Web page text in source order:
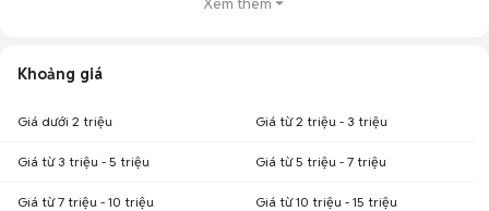
Khoảng giá
Giá dưới 2 triệu Giá từ 2 triệu - 3 triệu
Giá từ 3 triệu - 5 triệu Giá từ 5 triệu - 7 triệu
Giá từ 7 triệu - 10 triệu Giá từ 10 triệu - 15 triệu